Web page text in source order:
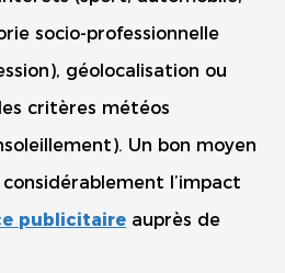
socio-professionnelle
géolocalisation ou
critères météos
Un bon moyen
l’impact
publicitaire auprès de